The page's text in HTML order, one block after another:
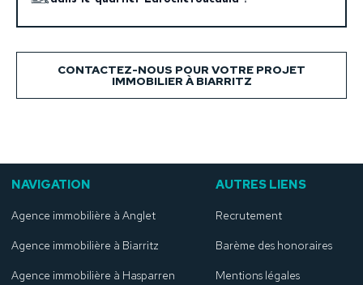
commerces de proximité. De plus, il offre un cadre de
vie calme tout en étant proche des centres
d’activités.
services médicaux (clinique Aguilera). Il est également
bien desservi par les transports en commun, facilitant
CONTACTEZ-NOUS POUR VOTRE PROJET
IMMOBILIER À BIARRITZ
NAVIGATION
Agence immobilière à Anglet
Agence immobilière à Biarritz
Agence immobilière à Hasparren
AUTRES LIENS
Recrutement
Barème des honoraires
Mentions légales